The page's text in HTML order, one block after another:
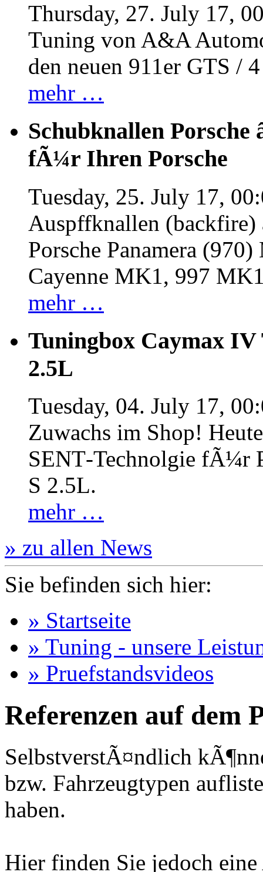
Thursday, 27. July 17,
Tuning von A&A
den neuen 911er GTS /
mehr …
Schubknallen Porsche
fÃ¼r Ihren Porsche
Tuesday, 25. July 17,
Auspffknallen
Porsche Panamera
Cayenne MK1, 997
mehr …
Tuningbox Caymax IV
2.5L
Tuesday, 04. July 17,
Zuwachs im Shop!
SENT‐Technolgie fÃ¼r
S 2.5L.
mehr …
» zu allen News
Sie befinden sich hier:
» Startseite
» Tuning - unsere
» Pruefstandsvideos
Referenzen auf dem
SelbstverstÃ¤ndlich
bzw. Fahrzeugtypen
haben.
Hier finden Sie jedoch